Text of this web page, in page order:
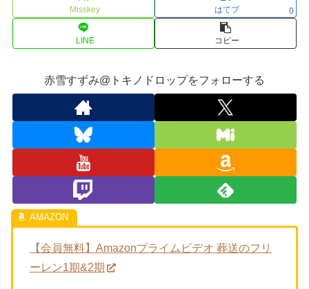
Misskey はてブ 0
LINE コピー
赤雪すずみ@トキノドロップをフォローする
【会員無料】Amazonプライムビデオ 葬送のフリ
ーレン1期&2期